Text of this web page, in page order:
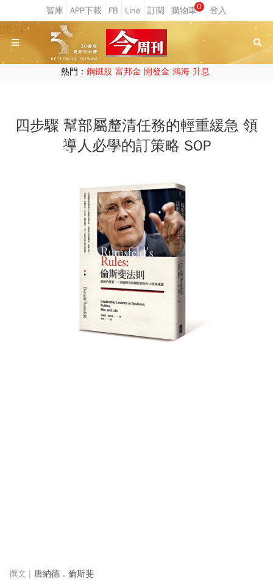
0
熱門： 鋼鐵股 富邦金 開發金 鴻海 升息
四步驟 幫部屬釐清任務的輕重緩急 領
導人必學的訂策略 SOP
唐納德．倫斯斐